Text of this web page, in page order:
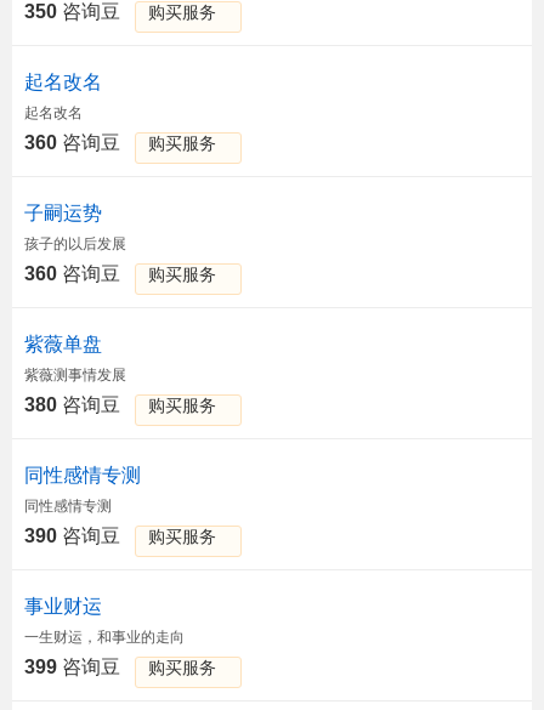
350 咨询豆 购买服务
起名改名
起名改名
360 咨询豆 购买服务
子嗣运势
孩子的以后发展
360 咨询豆 购买服务
紫薇单盘
紫薇测事情发展
380 咨询豆 购买服务
同性感情专测
同性感情专测
390 咨询豆 购买服务
事业财运
一生财运，和事业的走向
399 咨询豆 购买服务